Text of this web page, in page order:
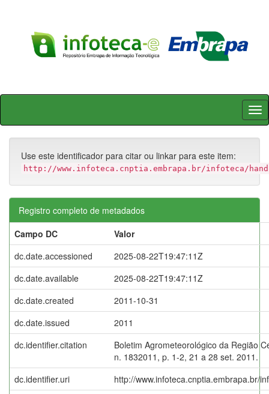
Skip
Use este identificador para citar ou linkar para este item:
http://www.infoteca.cnptia.embrapa.br/infoteca/
Registro completo de metadados
Campo DC
Valor
dc.date.accessioned
2025-08-22T19:47:11Z
dc.date.available
2025-08-22T19:47:11Z
dc.date.created
2011-10-31
dc.date.issued
2011
dc.identifier.citation
Boletim Agrometeorológico da Região
n. 1832011, p. 1-2, 21 a 28 set. 2011.
dc.identifier.uri
http://www.infoteca.cnptia.embrapa.br/